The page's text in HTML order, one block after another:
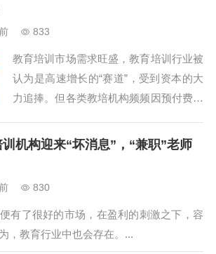
833
教育培训市场需求旺盛，教育培训行业被
认为是高速增长的“赛道”，受到资本的大
力追捧。但各类教培机构频频因预付费模
点”。...
机构迎来“坏消息”，“兼职”老师
830
有了很好的市场，在盈利的刺激之下，容
，教育行业中也会存在。...